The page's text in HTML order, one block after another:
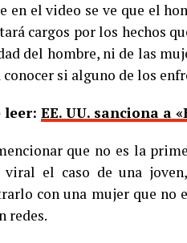
en el video se ve que el
cargos por los hechos
del hombre, ni de las
conocer si alguno de los
leer: EE. UU. sanciona a
que no es la
el caso de una
con una mujer que no
redes.